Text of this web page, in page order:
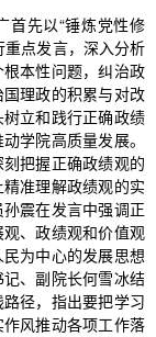
首先以“锤炼党性修
点发言，深入分析
本性问题，纠治政
理政的积累与对改
立和践行正确政绩
学院高质量发展。
把握正确政绩观的
准理解政绩观的实
震在发言中强调正
、政绩观和价值观
为中心的发展思想
、副院长何雪冰结
径，指出要把学习
风推动各项工作落